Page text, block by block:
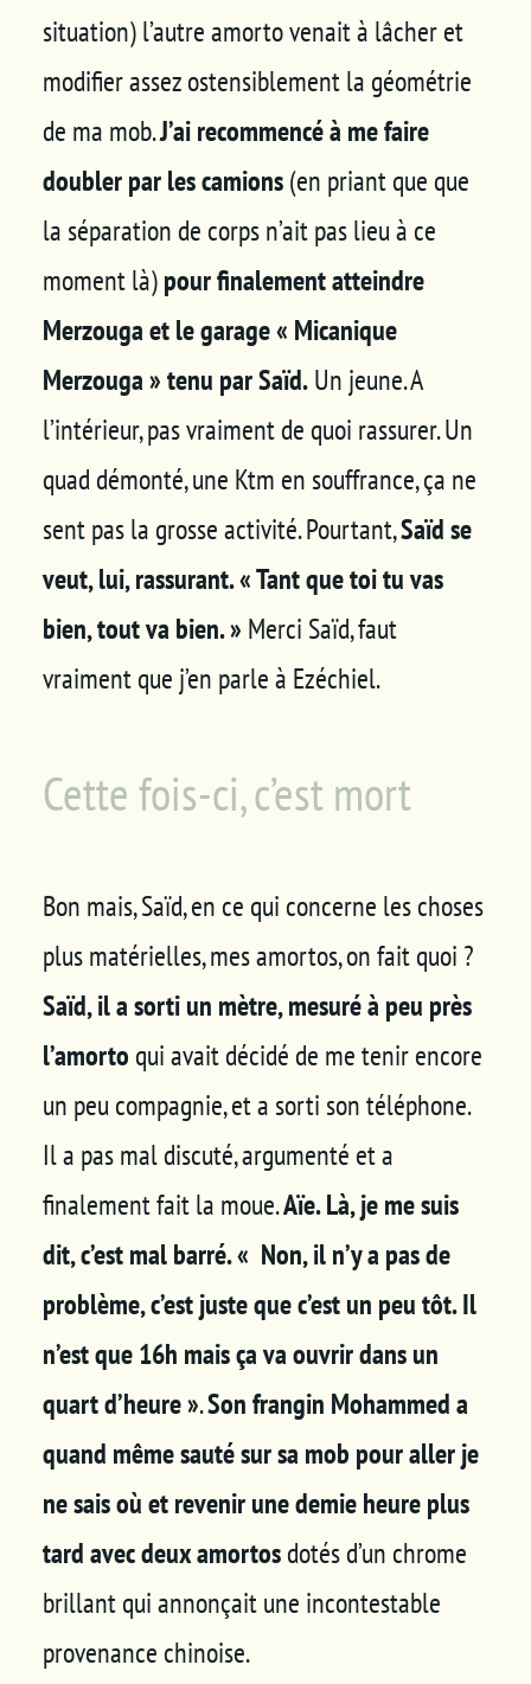
situation) l’autre amorto venait à lâcher et
modifier assez ostensiblement la géométrie
de ma mob.J’ai recommencé à me faire
doubler par les camions(en priant que que
la séparation de corps n’ait pas lieu à ce
moment là)pour finalement atteindre
Merzouga et le garage « Micanique
Merzouga » tenu par Saïd.Un jeune. A
l’intérieur, pas vraiment de quoi rassurer. Un
quad démonté, une Ktm en souffrance, ça ne
sent pas la grosse activité. Pourtant,Saïd se
veut, lui, rassurant. « Tant que toi tu vas
bien, tout va bien. » Merci Saïd, faut
vraiment que j’en parle à Ezéchiel.
Cette fois-ci, c’est mort
Bon mais, Saïd, en ce qui concerne les choses
plus matérielles, mes amortos, on fait quoi ?
Saïd, il a sorti un mètre, mesuré à peu près
l’amorto qui avait décidé de me tenir encore
un peu compagnie, et a sorti son téléphone.
Il a pas mal discuté, argumenté et a
finalement fait la moue.Aïe. Là, je me suis
dit, c’est mal barré. « Non, il n’y a pas de
problème, c’est juste que c’est un peu tôt. Il
n’est que 16h mais ça va ouvrir dans un
quart d’heure ».Son frangin Mohammed a
quand même sauté sur sa mob pour aller je
ne sais où et revenir une demie heure plus
tard avec deux amortosdotés d’un chrome
brillant qui annonçait une incontestable
provenance chinoise.